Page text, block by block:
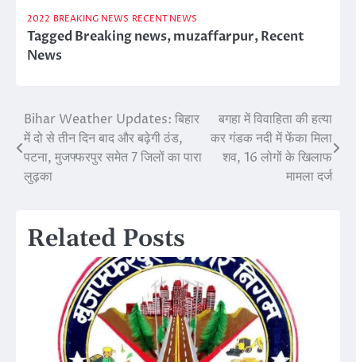
2022 BREAKING NEWS RECENT NEWS
TaggedBreaking news,muzaffarpur,Recent
News
Post
navigation
Bihar Weather Updates: बिहार
में दो से तीन दिन बाद और बढ़ेगी ठंड,
पटना, मुजफ्फरपुर समेत 7 जिलों का पारा
लुढ़का
बगहा में विवाहिता की हत्या
कर गंडक नदी में फेंका मिला
शव, 16 लोगों के खिलाफ
मामला दर्ज
Related Posts